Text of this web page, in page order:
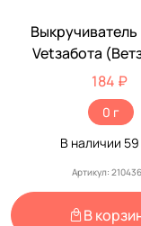
Vetзабота
184 ₽
0 г
В наличии 59
Артикул:
В